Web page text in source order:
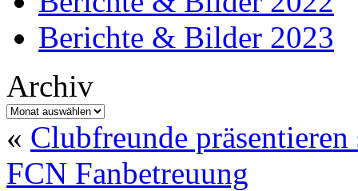
Berichte & Bilder 2023
Archiv
Archiv
« Clubfreunde
FCN Fanbetreuung